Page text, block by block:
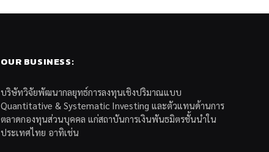
OUR BUSINESS:
บริษัทวิจัยพัฒนากลยุทธ์การลงทุนเชิงปริมาณแบบ
Quantitative & Systematic Investing และตัวแทนด้านการ
ตลาดกองทุนส่วนบุคคล แก่สถาบันการเงินพันธมิตรชั้นนำใน
ประเทศไทย อาทิเช่น